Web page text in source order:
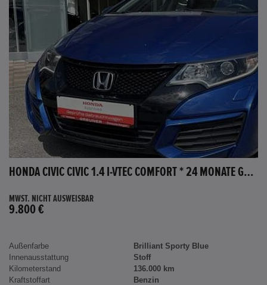
HONDA CIVIC CIVIC 1.4 I-VTEC COMFORT * 24 MONATE GARANTIE *
MWST. NICHT AUSWEISBAR
9.800 €
Außenfarbe
Brilliant Sporty Blue
Innenausstattung
Stoff
Kilometerstand
136.000 km
Kraftstoffart
Benzin